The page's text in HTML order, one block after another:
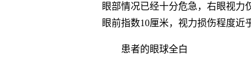
眼部情况已经十分危急，右眼视力
眼前指数10厘米，视力损伤程度近
患者的眼球全白